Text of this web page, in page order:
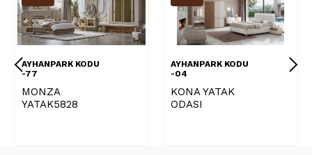
AYHANPARK KODU
-77
MONZA
YATAK5828
AYHANPARK KODU
-04
KONA YATAK
ODASI